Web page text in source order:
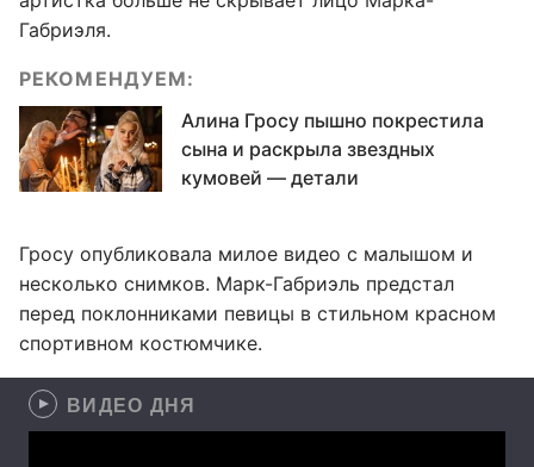
Габриэля.
РЕКОМЕНДУЕМ:
Алина Гросу пышно покрестила
сына и раскрыла звездных
кумовей — детали
Гросу опубликовала милое видео с малышом и
несколько снимков. Марк-Габриэль предстал
перед поклонниками певицы в стильном красном
спортивном костюмчике.
ВИДЕО ДНЯ